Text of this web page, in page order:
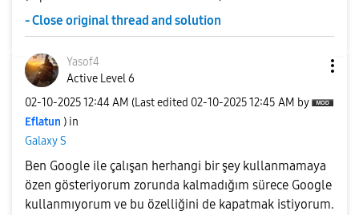
- Close original thread and solution
Yasof4
Active Level 6
‎02-10-202512:44 AM (Last edited ‎02-10-202512:45 AM by
Eflatun ) in
Galaxy S
Ben Google ile çalışan herhangi bir şey kullanmamaya
özen gösteriyorum zorunda kalmadığım sürece Google
kullanmıyorum ve bu özelliğini de kapatmak istiyorum.